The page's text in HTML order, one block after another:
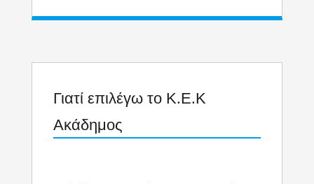
Γιατί επιλέγω το Κ.Ε.Κ
Ακάδημος